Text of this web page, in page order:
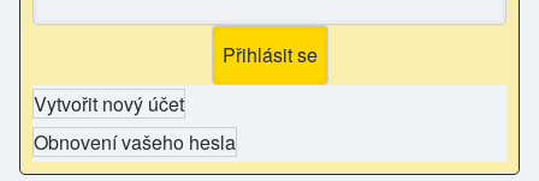
Vytvořit nový účet
Obnovení vašeho hesla